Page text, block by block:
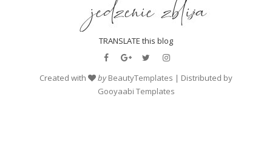
TRANSLATE this blog
Created with by BeautyTemplates | Distributed by
Gooyaabi Templates